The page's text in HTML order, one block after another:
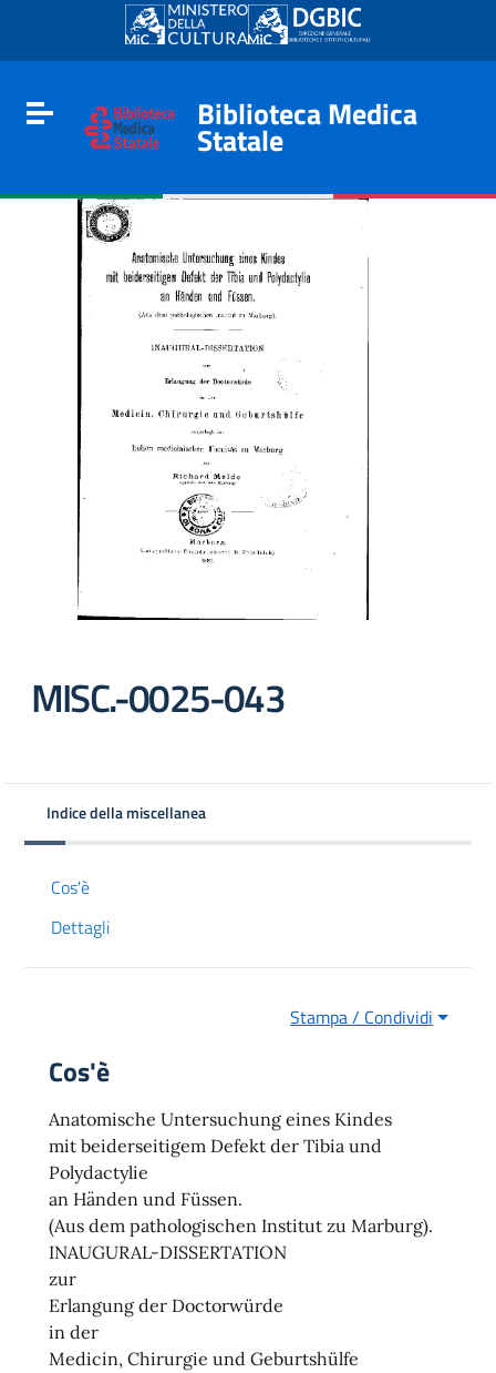
Go to content
Go to the navigation menu
Go to the footer
Toggle navigation
Biblioteca Medica
Statale
MISC.-0025-043
Indice della miscellanea
Cos'è
Dettagli
Stampa / Condividi
Cos'è
Anatomische Untersuchung eines Kindes
mit beiderseitigem Defekt der Tibia und
Polydactylie
an Händen und Füssen.
(Aus dem pathologischen Institut zu Marburg).
INAUGURAL-DISSERTATION
zur
Erlangung der Doctorwürde
in der
Medicin, Chirurgie und Geburtshülfe